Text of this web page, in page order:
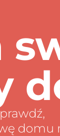
domu